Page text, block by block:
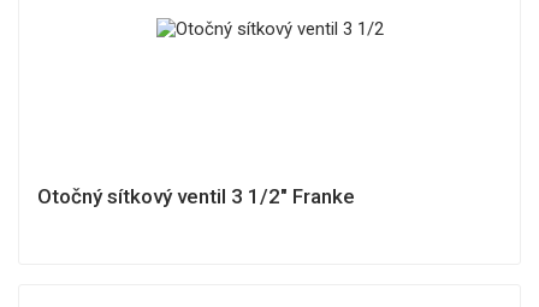
Otočný sítkový ventil 3 1/2" Franke